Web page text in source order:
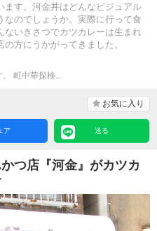
ます。河金丼はどんなビジュアル
なのでしょうか。実際に行って食
ないきさつでカツカレーは生まれ
方にうかがってきました。
町中華探検...
お気に入り
ア 送る
つ店『河金』がカツカ